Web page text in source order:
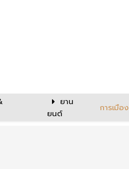
ยาน
ยนต์
การเมือง